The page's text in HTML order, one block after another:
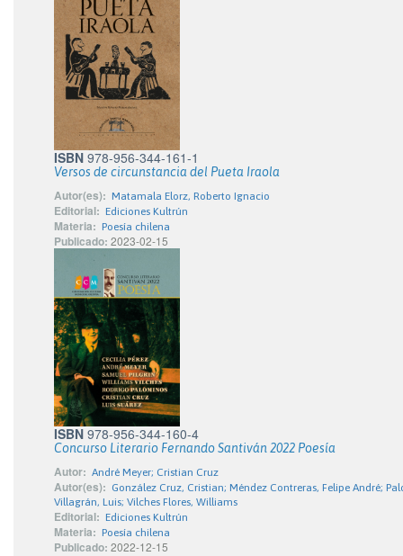
ISBN 978-956-344-161-1
Versos de circunstancia del Pueta Iraola
Autor(es): Matamala Elorz, Roberto Ignacio
Editorial: Ediciones Kultrún
Materia: Poesía chilena
Publicado: 2023-02-15
ISBN 978-956-344-160-4
Concurso Literario Fernando Santiván 2022 Poesía
Autor: André Meyer; Cristian Cruz
Autor(es): González Cruz, Cristian; Méndez Contreras, Felipe André;
Villagrán, Luis; Vilches Flores, Williams
Editorial: Ediciones Kultrún
Materia: Poesía chilena
Publicado: 2022-12-15